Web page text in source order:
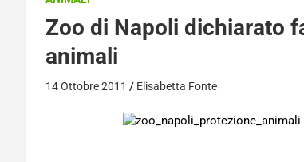
Zoo di Napoli dichiarato
animali
14 Ottobre 2011 Elisabetta Fonte